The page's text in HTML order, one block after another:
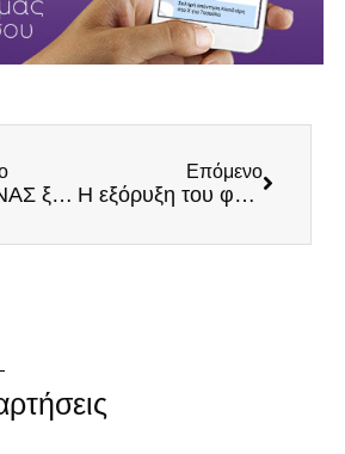
Γίνε ΕΛΛΗΝΑΣ ξανά!
Επόμενο
Η εξόρυξη του φυσικού αερίου της Ελλάδας μονόδρομος απέναντι στη γεωπολιτική αστάθεια!